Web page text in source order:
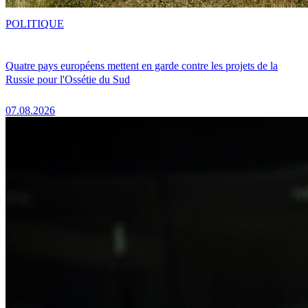
Quatre pays européens mettent en garde contre les projets de la
Russie pour l'Ossétie du Sud
07.08.2026
POLITIQUE